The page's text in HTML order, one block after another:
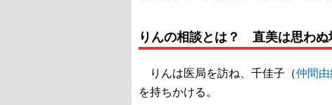
りんの相談とは？ 直美は思わ
りんは医局を訪ね、千佳子（仲間
を持ちかける。